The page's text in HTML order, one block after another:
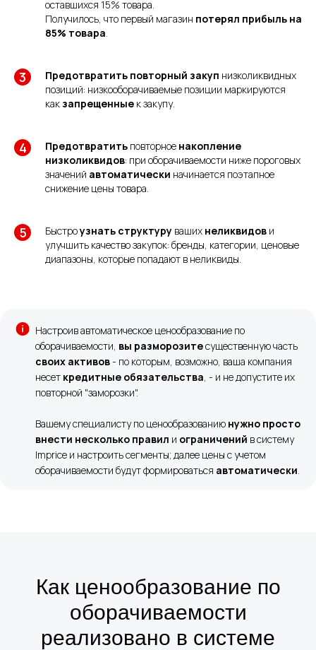
оставшихся 15% товара.
Получилось, что первый магазин потерял прибыль на
85% товара.
Предотвратить повторный закуп низколиквидных
позиций: низкооборачиваемые позиции маркируются
какзапрещенные к закупу.
Предотвратить повторное накопление
низколиквидов: при оборачиваемости ниже пороговых
значений автоматически начинается поэтапное
снижение цены товара.
Быстроузнать структуру ваших неликвидов и
улучшить качество закупок: бренды, категории, ценовые
диапазоны, которые попадают в неликвиды.
Настроив автоматическое ценообразование по
оборачиваемости, вы разморозитесущественную часть
своих активов- по которым, возможно, ваша компания
несет кредитные обязательства, - и не допустите их
повторной "заморозки".
Вашему специалисту по ценообразованию нужно просто
внести несколько правил и ограничений в систему
Imprice и настроить сегменты; далее цены с учетом
оборачиваемости будут формироваться автоматически.
Как ценообразование по
оборачиваемости
реализовано в системе